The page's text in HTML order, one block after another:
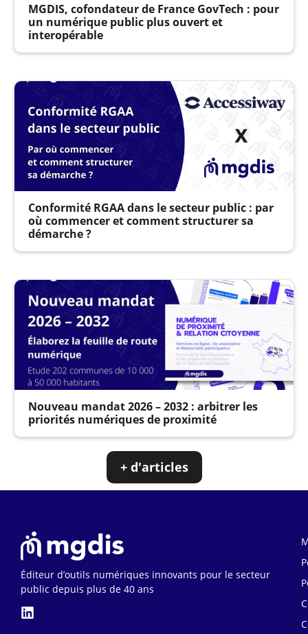
MGDIS, cofondateur de France GovTech : pour
un numérique public plus ouvert et
interopérable
Conformité RGAA dans le secteur public : par
où commencer et comment structurer sa
démarche ?
Nouveau mandat 2026 – 2032 : arbitrer les
priorités numériques de proximité
+ d'articles
Éditeur d’outils numériques innovants pour le secteur
public depuis plus de 40 ans